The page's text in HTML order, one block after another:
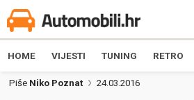
HOME VIJESTI TUNING RETRO
Piše Niko Poznat 24.03.2016